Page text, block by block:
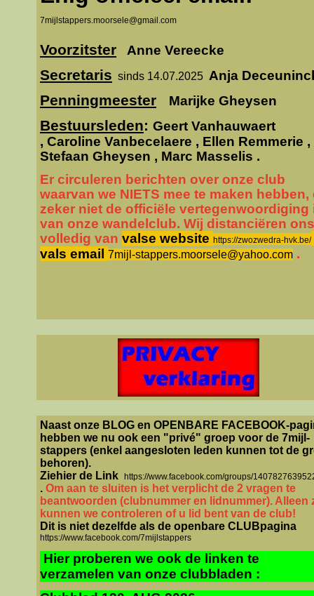
7mijlstappers.moorsele@gmail.com
Voorzitster Anne Vereecke
Secretaris sinds 14.07.2025 Anja
Penningmeester Marijke Gheysen
Bestuursleden: Geert Vanhauwaert
, Caroline Vanbecelaere , Ellen Remmerie ,
Stefaan Gheysen , Marc Masselis .
Er circuleren berichten over onze club
waarvan we NIETS mee te maken hebben,
zeker niet de officiële vertegenwoordiging
van onze wandelclub. Wij distanciëren ons
volledig van valse website https://zwozwedra-hvk.be/
vals email 7mijl-stappers.moorsele@yahoo.com .
Naast onze BLOG en OPENBARE FACEBOOK-
hebben we nu ook een "privé" groep voor de 7mijl-
stappers (enkel aangesloten leden kunnen tot de
behoren).
Ziehier de Link https://www.facebook.com/groups/
. Om aan te sluiten is het verplicht de 2 vragen te
beantwoorden (clubnummer en lidnummer). Alleen
kunnen we controleren of u lid bent van de club!
Dit is niet dezelfde als de openbare CLUBpagina
https://www.facebook.com/7mijlstappers
Hier proberen we ook de linken te
verzamelen van onze clubbladen :